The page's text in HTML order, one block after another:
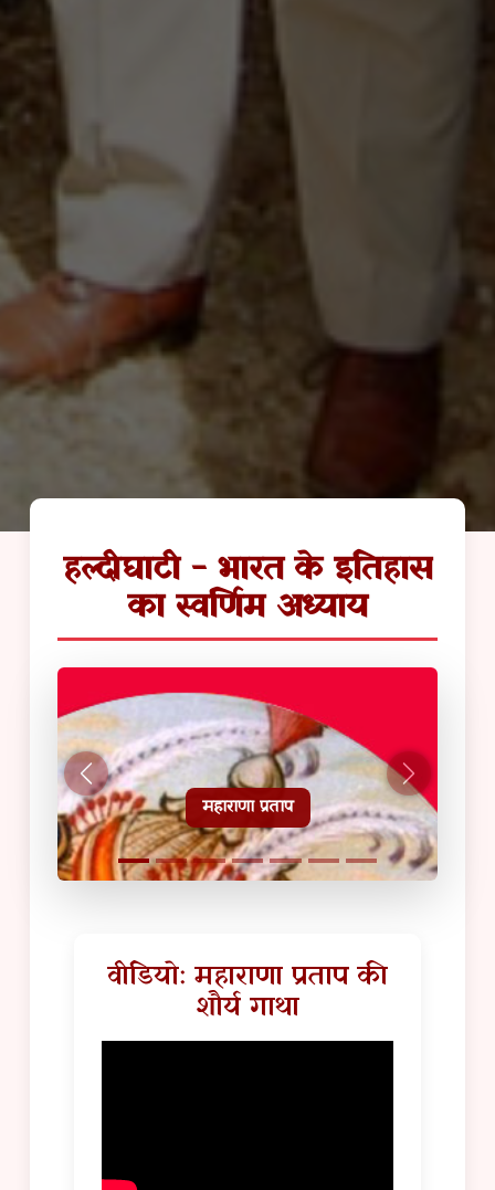
हल्दीघाटी - भारत के इतिहास
का स्वर्णिम अध्याय
हल्दीघाटी टूरिस्ट गाइड
वीडियो: महाराणा प्रताप की
शौर्य गाथा